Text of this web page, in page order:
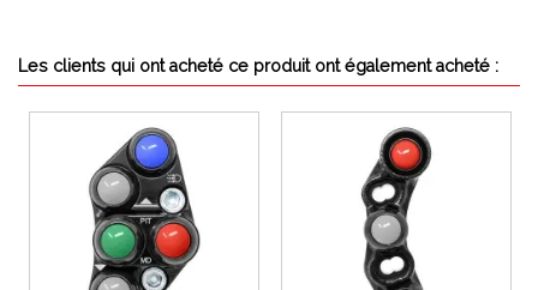
Les clients qui ont acheté ce produit ont également acheté :